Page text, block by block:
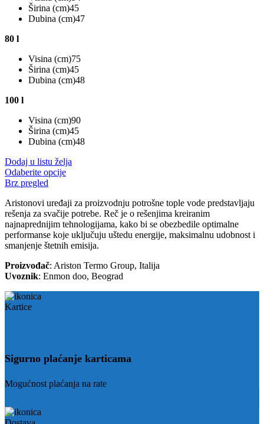
Širina (cm)45
Dubina (cm)47
80 l
Visina (cm)75
Širina (cm)45
Dubina (cm)48
100 l
Visina (cm)90
Širina (cm)45
Dubina (cm)48
Dodaj u listu želja
Odaberite opcijeOvaj
više
varijanti.
Opcije
mogu
biti
na
stranici
Brz pregled
Aristonovi uređaji za proizvodnju potrošne tople vode predstavljaju
rešenja za svačije potrebe. Reč je o rešenjima kreiranim
najnaprednijim tehnologijama, kako bi se obezbedile optimalne
performanse koje uključuju uštedu energije, maksimalnu udobnost i
smanjenje štetnih emisija.
Proizvođač: Ariston Termo Group, Italija
Uvoznik: Enmon doo, Beograd
Sigurno plaćanje karticama
Mogućnost plaćanja na rate